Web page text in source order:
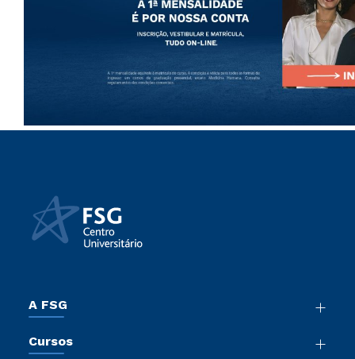
A FSG
Sala de Imprensa
Cursos